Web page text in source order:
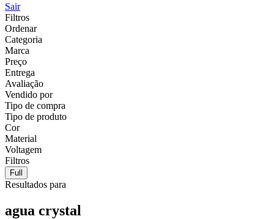
Sair
Filtros
Ordenar
Categoria
Marca
Preço
Entrega
Avaliação
Vendido por
Tipo de compra
Tipo de produto
Cor
Material
Voltagem
Filtros
Full
Resultados para
agua crystal